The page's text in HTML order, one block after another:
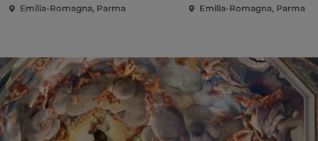
Emilia-Romagna, Parma Emilia-Romagna, Parma